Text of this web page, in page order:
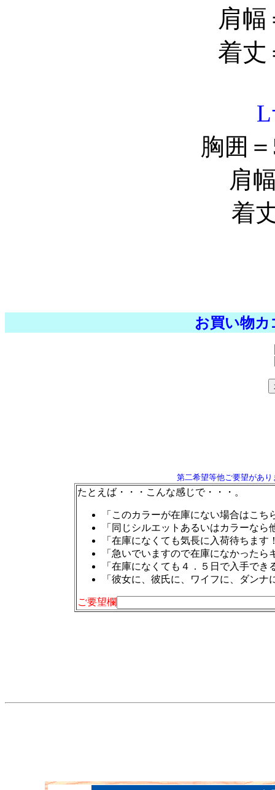
肩幅
着丈
胸囲
肩
着
お買い物
第二希望等他ご要望があ
たとえば・・・こんな感じで・・・。
「このカラーが在庫にない場合はこ
「同じシルエットあるいはカラーなら
「在庫になくても気長に入荷待ちます
「急いでいますので在庫になかったら
「在庫になくても４．５日で入手でき
「彼女に、彼氏に、ワイフに、ダン
ご要望欄